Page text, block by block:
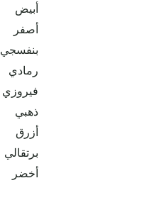
أبيض
أصفر
بنفسجي
رمادي
فيروزي
ذهبي
أزرق
برتقالي
أخضر